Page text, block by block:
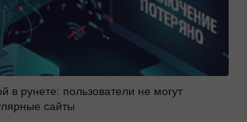
в рунете: пользователи не могут
сайты